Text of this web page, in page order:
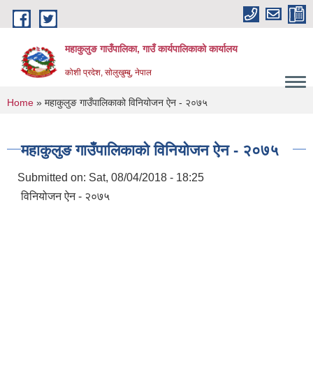
Skip to main content
महाकुलुङ गाउँपालिका, गाउँ कार्यपालिकाको कार्यालय
कोशी प्रदेश, सोलुखुम्बु, नेपाल
You are here
Home » महाकुलुङ गाउँपालिकाको विनियोजन ऐन - २०७५
महाकुलुङ गाउँपालिकाको विनियोजन ऐन - २०७५
Submitted on: Sat, 08/04/2018 - 18:25
विनियोजन ऐन - २०७५